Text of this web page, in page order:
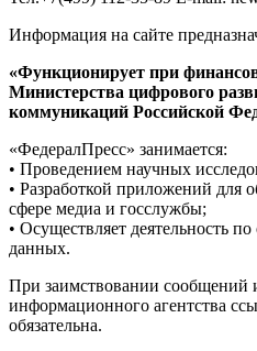
Информация на сайте
«Функционирует при
Министерства цифрового
коммуникаций Российской
«ФедералПресс» занимается:
• Проведением научных
• Разработкой приложений для
сфере медиа и госслужбы;
• Осуществляет деятельность
данных.
При заимствовании сообщений
информационного агентства
обязательна.